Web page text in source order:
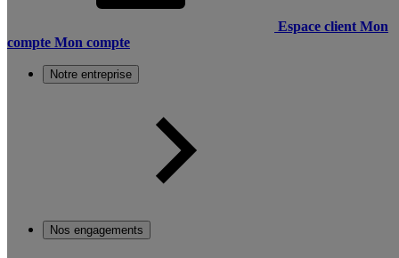
Espace client Mon
compte Mon compte
Notre entreprise
Nos engagements